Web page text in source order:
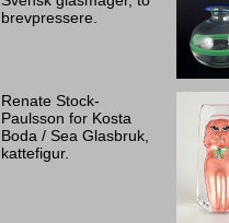
brevpressere.
Renate Stock-
Paulsson for Kosta
Boda / Sea Glasbruk,
kattefigur.